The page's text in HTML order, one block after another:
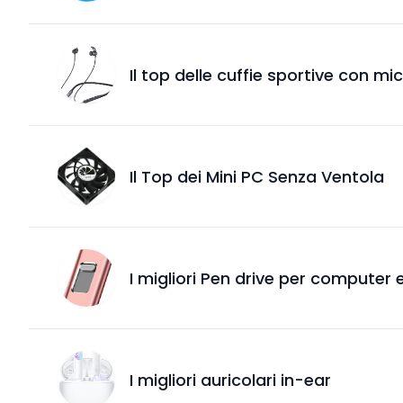
Il top delle cuffie sportive con
Il Top dei Mini PC Senza Ventola
I migliori Pen drive per computer
I migliori auricolari in-ear